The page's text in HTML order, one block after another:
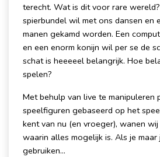
terecht. Wat is dit voor rare
spierbundel wil met ons dansen en
manen gekamd worden. Een
en een enorm konijn wil per se de
schat is heeeeel belangrijk. Hoe
spelen?
Met behulp van live te manipuleren
speelfiguren gebaseerd op het
kent van nu (en vroeger), wanen
waarin alles mogelijk is. Als je
gebruiken…